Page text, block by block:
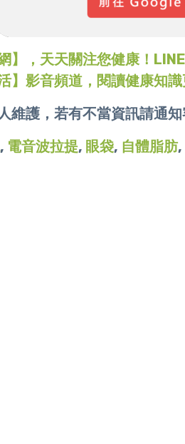
】，天天關注您健康！
】影音頻道，閱讀健康知
維護，若有不當資訊請通知
, 電音波拉提, 眼袋, 自體脂肪,